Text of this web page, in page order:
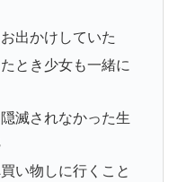
出かけしていた
とき少女も一緒に
滅されなかった生
い物しに行くこと